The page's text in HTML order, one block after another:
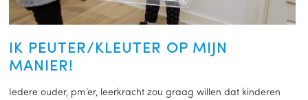
IK PEUTER/KLEUTER OP MIJN
MANIER!
Iedere ouder, pm’er, leerkracht zou graag willen dat kinderen